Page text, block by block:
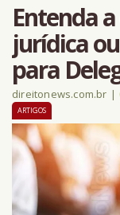
Entenda
jurídica
para
direitonews.com.br |
ARTIGOS